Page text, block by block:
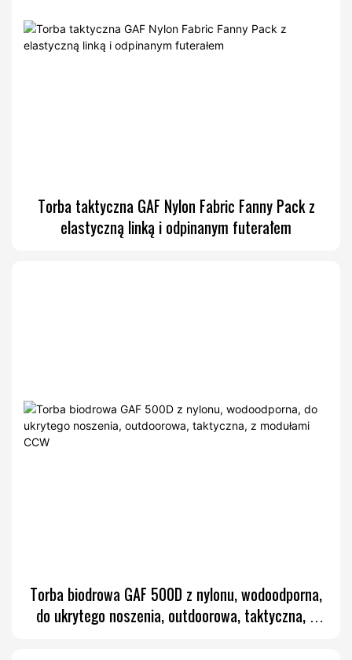
Torba taktyczna GAF Nylon Fabric Fanny Pack z
elastyczną linką i odpinanym futerałem
Torba biodrowa GAF 500D z nylonu, wodoodporna,
do ukrytego noszenia, outdoorowa, taktyczna, z